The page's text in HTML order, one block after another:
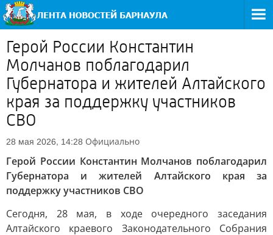
Герой России Константин
Молчанов поблагодарил
Губернатора и жителей Алтайского
края за поддержку участников
СВО
28 мая 2026, 14:28 Официально
Герой России Константин Молчанов поблагодарил
Губернатора и жителей Алтайского края за
поддержку участников СВО
Сегодня, 28 мая, в ходе очередного заседания
Алтайского краевого Законодательного Собрания